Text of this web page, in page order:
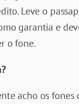
Leve o
garantia e
o fone.
acho os